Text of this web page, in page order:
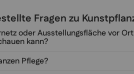
Fragen zu
oder Ausstellungsfläche vor
kann?
Pflege?